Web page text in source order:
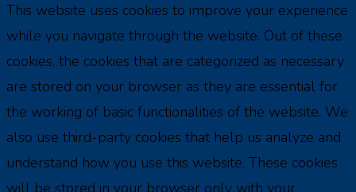
This website uses cookies to improve your experience
while you navigate through the website. Out of these
cookies, the cookies that are categorized as necessary
are stored on your browser as they are essential for
the working of basic functionalities of the website. We
also use third-party cookies that help us analyze and
understand how you use this website. These cookies